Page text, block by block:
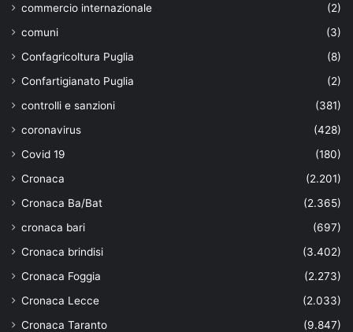
commercio internazionale
(2)
comuni
(3)
Confagricoltura Puglia
(8)
Confartigianato Puglia
(2)
controlli e sanzioni
(381)
coronavirus
(428)
Covid 19
(180)
Cronaca
(2.201)
Cronaca Ba/Bat
(2.365)
cronaca bari
(697)
Cronaca brindisi
(3.402)
Cronaca Foggia
(2.273)
Cronaca Lecce
(2.033)
Cronaca Taranto
(9.847)